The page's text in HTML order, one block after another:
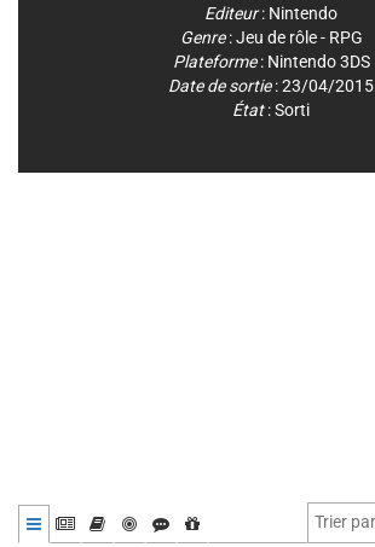
Editeur: Nintendo
Genre:Jeu de rôle - RPG
Plateforme: Nintendo 3DS
Date de sortie: 23/04/2015
État: Sorti